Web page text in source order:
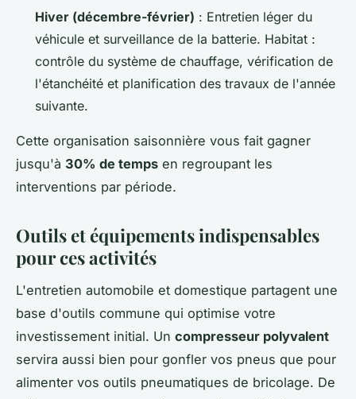
Hiver (décembre-février) : Entretien léger du
véhicule et surveillance de la batterie. Habitat :
contrôle du système de chauffage, vérification de
l'étanchéité et planification des travaux de l'année
suivante.
Cette organisation saisonnière vous fait gagner
jusqu'à 30% de temps en regroupant les
interventions par période.
Outils et équipements indispensables
pour ces activités
L'entretien automobile et domestique partagent une
base d'outils commune qui optimise votre
investissement initial. Un compresseur polyvalent
servira aussi bien pour gonfler vos pneus que pour
alimenter vos outils pneumatiques de bricolage. De